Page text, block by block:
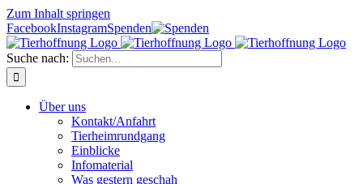
Zum Inhalt springen
FacebookInstagramSpenden
Suche nach:
Über uns
Kontakt/Anfahrt
Tierheimrundgang
Einblicke
Infomaterial
Was gestern geschah